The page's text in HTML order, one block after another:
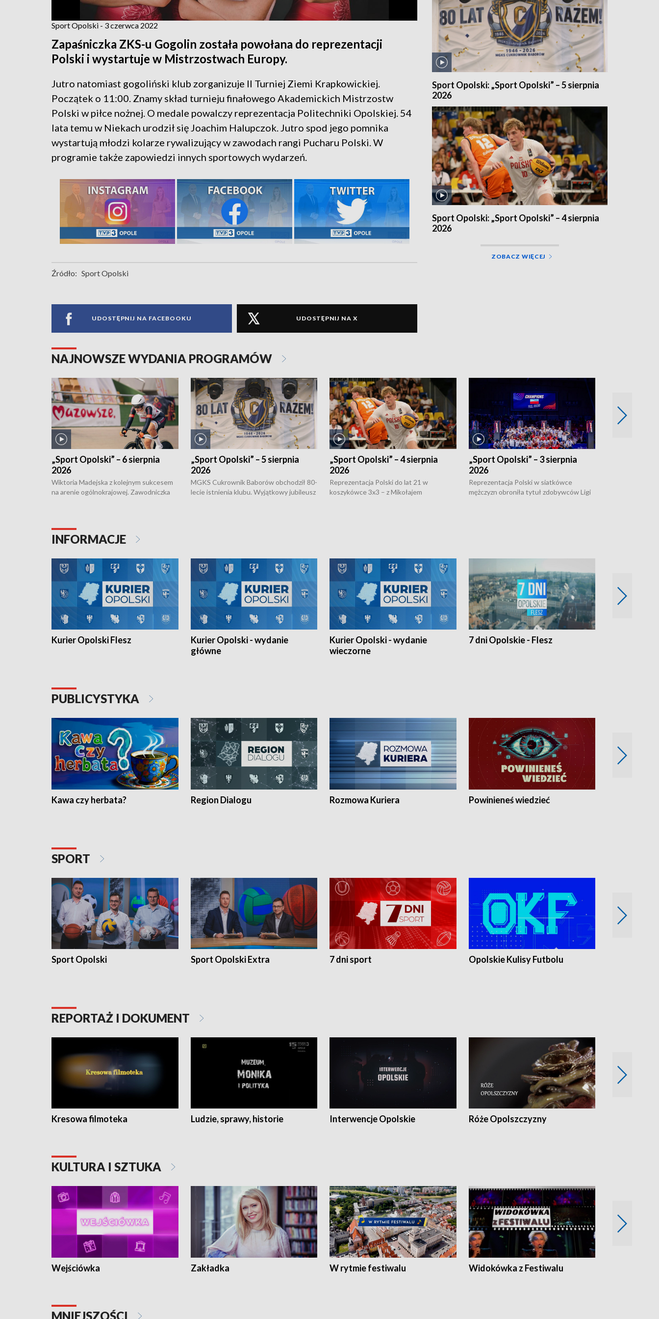
Sport Opolski - 3 czerwca 2022
Zapaśniczka ZKS-u Gogolin została powołana do reprezentacji
Polski i wystartuje w Mistrzostwach Europy.
Jutro natomiast gogoliński klub zorganizuje II Turniej Ziemi Krapkowickiej.
Początek o 11:00. Znamy skład turnieju finałowego Akademickich Mistrzostw
Polski w piłce nożnej. O medale powalczy reprezentacja Politechniki Opolskiej. 54
lata temu w Niekach urodził się Joachim Halupczok. Jutro spod jego pomnika
wystartują młodzi kolarze rywalizujący w zawodach rangi Pucharu Polski. W
programie także zapowiedzi innych sportowych wydarzeń.
Źródło: Sport Opolski
UDOSTĘPNIJ NA FACEBOOKU UDOSTĘPNIJ NA X
Sport Opolski: „Sport Opolski” – 5 sierpnia
2026
Sport Opolski: „Sport Opolski” – 4 sierpnia
2026
ZOBACZ WIĘCEJ
NAJNOWSZE WYDANIA PROGRAMÓW
„Sport Opolski” – 6 sierpnia
2026
Wiktoria Madejska z kolejnym sukcesem
na arenie ogólnokrajowej. Zawodniczka
torowym.
„Sport Opolski” – 5 sierpnia
2026
MGKS Cukrownik Baborów obchodził 80-
lecie istnienia klubu. Wyjątkowy jubileusz
„Sport Opolski” – 4 sierpnia
2026
Reprezentacja Polski do lat 21 w
koszykówce 3x3 – z Mikołajem
„Sport Opolski” – 3 sierpnia
2026
Reprezentacja Polski w siatkówce
mężczyzn obroniła tytuł zdobywców Ligi
INFORMACJE
Kurier Opolski Flesz
Kurier Opolski - wydanie
główne
Kurier Opolski - wydanie
wieczorne
7 dni Opolskie - Flesz
PUBLICYSTYKA
Kawa czy herbata? Region Dialogu Rozmowa Kuriera Powinieneś wiedzieć
SPORT
Sport Opolski Sport Opolski Extra 7 dni sport Opolskie Kulisy Futbolu
REPORTAŻ I DOKUMENT
Kresowa filmoteka Ludzie, sprawy, historie Interwencje Opolskie Róże Opolszczyzny
KULTURA I SZTUKA
Wejściówka Zakładka W rytmie festiwalu Widokówka z Festiwalu
MNIEJSZOŚCI